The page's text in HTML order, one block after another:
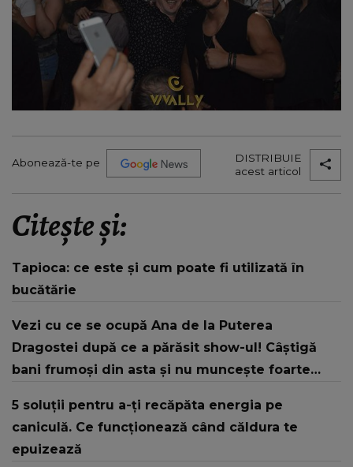
Abonează-te pe
DISTRIBUIE
acest articol
Citește și:
Tapioca: ce este și cum poate fi utilizată în
bucătărie
Vezi cu ce se ocupă Ana de la Puterea
Dragostei după ce a părăsit show-ul! Câştigă
bani frumoşi din asta şi nu munceşte foarte
5 soluții pentru a-ți recăpăta energia pe
caniculă. Ce funcționează când căldura te
epuizează